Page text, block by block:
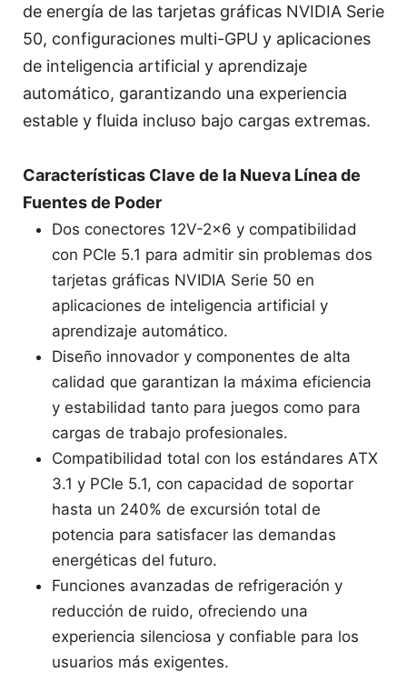
de energía de las tarjetas gráficas NVIDIA Serie
50, configuraciones multi-GPU y aplicaciones
de inteligencia artificial y aprendizaje
automático, garantizando una experiencia
estable y fluida incluso bajo cargas extremas.
Características Clave de la Nueva Línea de
Fuentes de Poder
Dos conectores 12V-2x6 y compatibilidad
con PCIe 5.1 para admitir sin problemas dos
tarjetas gráficas NVIDIA Serie 50 en
aplicaciones de inteligencia artificial y
aprendizaje automático.
Diseño innovador y componentes de alta
calidad que garantizan la máxima eficiencia
y estabilidad tanto para juegos como para
cargas de trabajo profesionales.
Compatibilidad total con los estándares ATX
3.1 y PCIe 5.1, con capacidad de soportar
hasta un 240% de excursión total de
potencia para satisfacer las demandas
energéticas del futuro.
Funciones avanzadas de refrigeración y
reducción de ruido, ofreciendo una
experiencia silenciosa y confiable para los
usuarios más exigentes.